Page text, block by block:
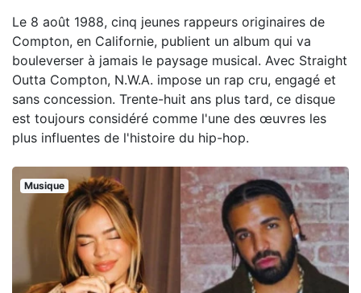
Le 8 août 1988, cinq jeunes rappeurs originaires de
Compton, en Californie, publient un album qui va
bouleverser à jamais le paysage musical. Avec Straight
Outta Compton, N.W.A. impose un rap cru, engagé et
sans concession. Trente-huit ans plus tard, ce disque
est toujours considéré comme l'une des œuvres les
plus influentes de l'histoire du hip-hop.
Musique